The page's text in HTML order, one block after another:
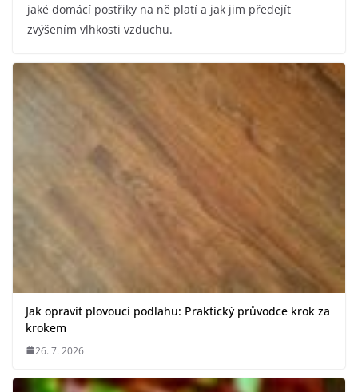
jaké domácí postřiky na ně platí a jak jim předejít
zvýšením vlhkosti vzduchu.
Jak opravit plovoucí podlahu: Praktický průvodce krok za
krokem
26. 7. 2026